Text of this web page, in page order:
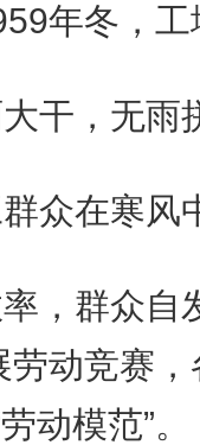
年冬，
干，无雨
众在寒风
，群众自
劳动竞赛
动模范”。